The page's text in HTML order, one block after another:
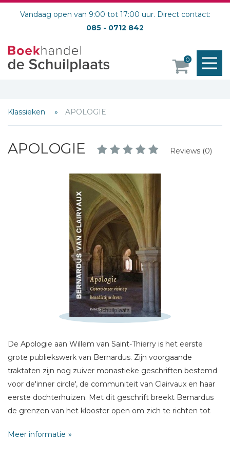
Vandaag open van 9:00 tot 17:00 uur. Direct contact:
085 - 0712 842
0
Klassieken APOLOGIE
APOLOGIE Reviews (0)
De Apologie aan Willem van Saint-Thierry is het eerste
grote publiekswerk van Bernardus. Zijn voorgaande
traktaten zijn nog zuiver monastieke geschriften bestemd
voor de'inner circle', de communiteit van Clairvaux en haar
eerste dochterhuizen. Met dit geschrift breekt Bernardus
de grenzen van het klooster open om zich te richten tot
publicerende cisterciënzer uit de geschiedenis. Meteen een
Meer informatie
Schrijf hieronder je review!
Naam *
E-mail *
Bericht *